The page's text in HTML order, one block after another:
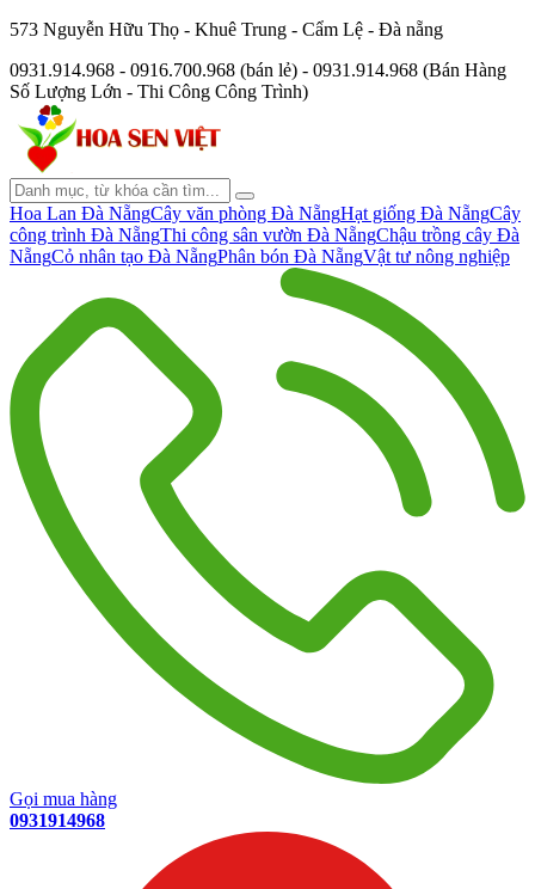
573 Nguyễn Hữu Thọ - Khuê Trung - Cẩm Lệ - Đà nẵng
0931.914.968 - 0916.700.968 (bán lẻ) - 0931.914.968 (Bán Hàng
Số Lượng Lớn - Thi Công Công Trình)
Hoa Lan Đà NẵngCây văn phòng Đà NẵngHạt giống Đà NẵngCây
công trình Đà NẵngThi công sân vườn Đà NẵngChậu trồng cây Đà
NẵngCỏ nhân tạo Đà NẵngPhân bón Đà NẵngVật tư nông nghiệp
Gọi mua hàng
0931914968